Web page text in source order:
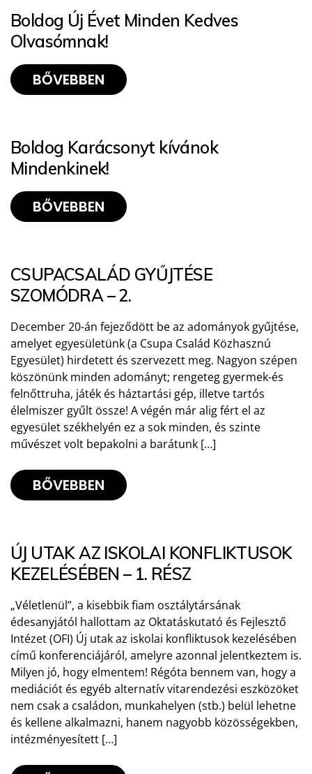
Boldog Új Évet Minden Kedves
Olvasómnak!
BŐVEBBEN
Boldog Karácsonyt kívánok
Mindenkinek!
BŐVEBBEN
CSUPACSALÁD GYŰJTÉSE
SZOMÓDRA – 2.
December 20-án fejeződött be az adományok gyűjtése,
amelyet egyesületünk (a Csupa Család Közhasznú
Egyesület) hirdetett és szervezett meg. Nagyon szépen
köszönünk minden adományt; rengeteg gyermek-és
felnőttruha, játék és háztartási gép, illetve tartós
élelmiszer gyűlt össze! A végén már alig fért el az
egyesület székhelyén ez a sok minden, és szinte
művészet volt bepakolni a barátunk […]
BŐVEBBEN
ÚJ UTAK AZ ISKOLAI KONFLIKTUSOK
KEZELÉSÉBEN – 1. RÉSZ
„Véletlenül”, a kisebbik fiam osztálytársának
édesanyjától hallottam az Oktatáskutató és Fejlesztő
Intézet (OFI) Új utak az iskolai konfliktusok kezelésében
című konferenciájáról, amelyre azonnal jelentkeztem is.
Milyen jó, hogy elmentem! Régóta bennem van, hogy a
mediációt és egyéb alternatív vitarendezési eszközöket
nem csak a családon, munkahelyen (stb.) belül lehetne
és kellene alkalmazni, hanem nagyobb közösségekben,
intézményesített […]